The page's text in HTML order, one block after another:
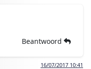
Beantwoord
16/07/2017 10:41